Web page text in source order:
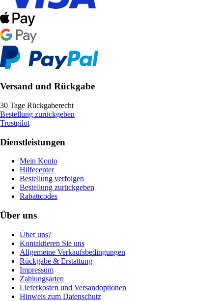
Versand und Rückgabe
30 Tage Rückgaberecht
Bestellung zurückgeben
Trustpilot
Dienstleistungen
Mein Konto
Hilfecenter
Bestellung verfolgen
Bestellung zurückgeben
Rabattcodes
Über uns
Über uns?
Kontaktieren Sie uns
Allgemeine Verkaufsbedingungen
Rückgabe & Erstattung
Impressum
Zahlungsarten
Lieferkosten und Versandoptionen
Hinweis zum Datenschutz